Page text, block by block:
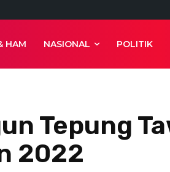
HAM NASIONAL POLITIK
Tepung
2022